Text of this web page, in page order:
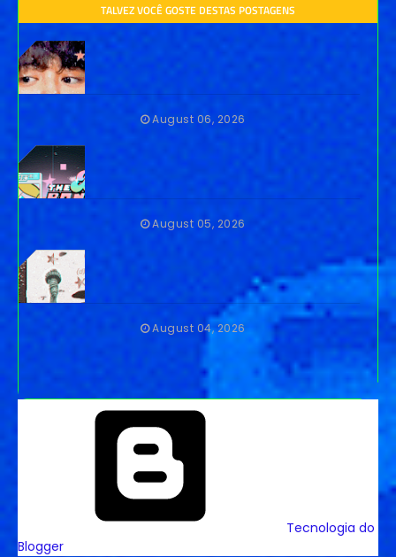
TALVEZ VOCÊ GOSTE DESTAS POSTAGENS
August 06, 2026
August 05, 2026
August 04, 2026
Tecnologia do
Blogger